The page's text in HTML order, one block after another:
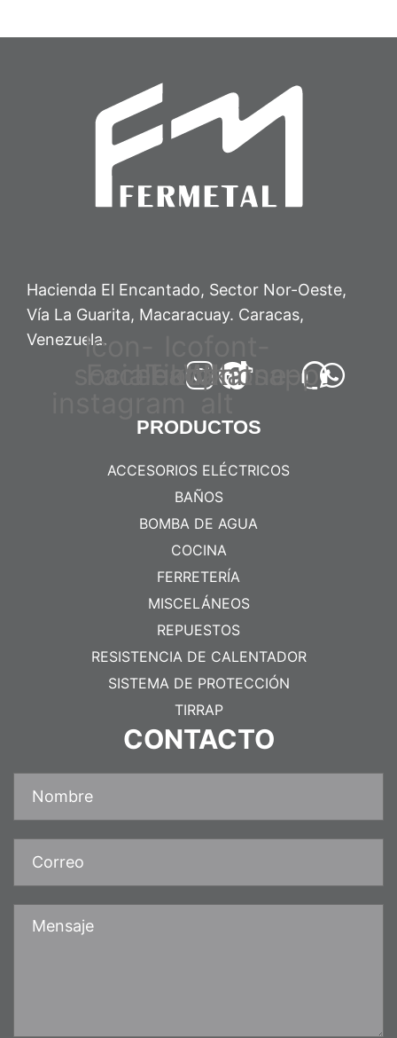
11)
26)
Hacienda El Encantado, Sector Nor-Oeste,
Vía La Guarita, Macaracuay. Caracas,
Venezuela.Icon-
Facebook
Tiktok
headphone-
Whatsapp
PRODUCTOS
ACCESORIOS ELÉCTRICOS
BAÑOS
BOMBA DE AGUA
COCINA
FERRETERÍA
MISCELÁNEOS
REPUESTOS
RESISTENCIA DE CALENTADOR
SISTEMA DE PROTECCIÓN
TIRRAP
CONTACTO